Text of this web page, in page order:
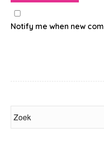
Notify me when new